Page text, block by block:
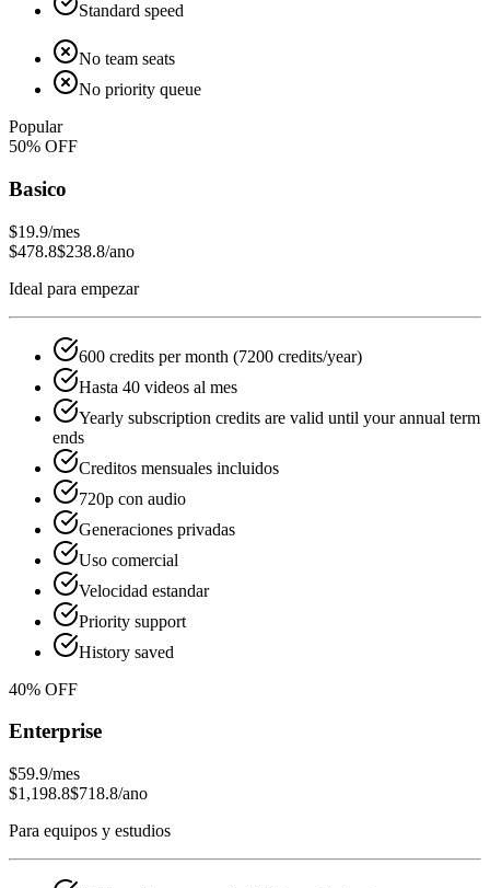
Standard speed
No team seats
No priority queue
Popular
50% OFF
Basico
$19.9/mes
$478.8$238.8/ano
Ideal para empezar
600 credits per month (7200 credits/year)
Hasta 40 videos al mes
Yearly subscription credits are valid until your annual term
ends
Creditos mensuales incluidos
720p con audio
Generaciones privadas
Uso comercial
Velocidad estandar
Priority support
History saved
40% OFF
Enterprise
$59.9/mes
$1,198.8$718.8/ano
Para equipos y estudios